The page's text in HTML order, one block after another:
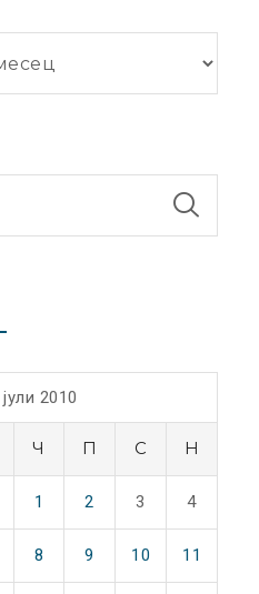
јули 2010
Ч П С Н
1 2 3 4
8 9 10 11